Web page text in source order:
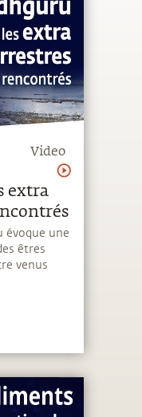
Video
extra
évoque une
êtres
venus